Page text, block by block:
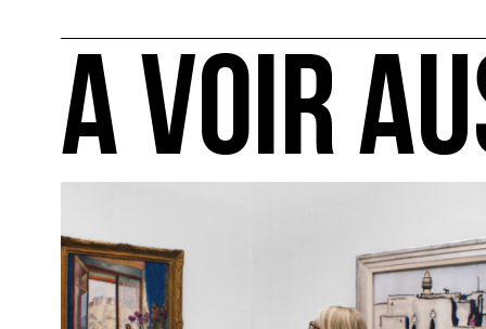
A VOIR